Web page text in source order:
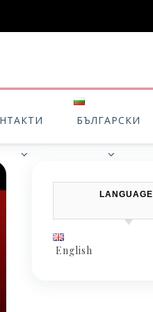
БЪЛГАРСКИ
LANGUAGE
English